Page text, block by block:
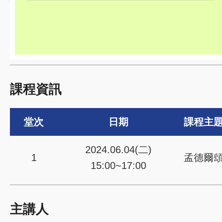
課程資訊
堂次 日期 課程主
1
2024.06.04(二)
15:00~17:00
孟德爾
主講人